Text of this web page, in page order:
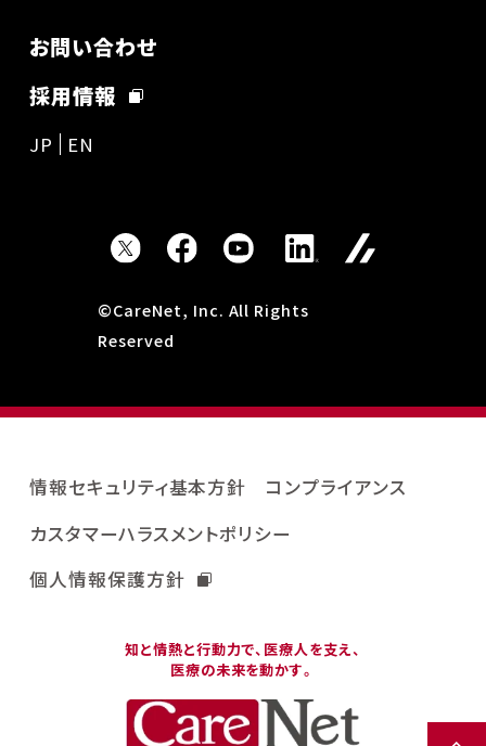
お問い合わせ
採用情報
JP EN
©CareNet, Inc. All Rights
Reserved
知と情熱と行動力で、医療人を支え、
医療の未来を動かす。
情報セキュリティ基本方針
コンプライアンス
カスタマーハラスメントポリシー
個人情報保護方針